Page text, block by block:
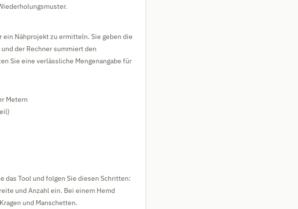
ein Nähprojekt zu ermitteln. Sie geben die
der Rechner summiert den
Sie eine verlässliche Mengenangabe für
Metern
das Tool und folgen Sie diesen Schritten:
und Anzahl ein. Bei einem Hemd
und Manschetten.